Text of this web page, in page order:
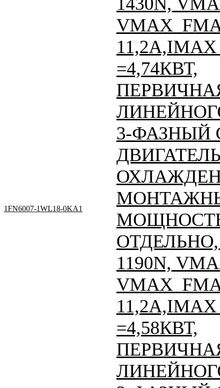
11,2A,IMAX
=4,74КВТ,
1FN6007-1WL18-0KA1
3-ФАЗНЫЙ
ОТДЕЛЬНО,
1190N,
11,2A,IMAX
=4,58КВТ,